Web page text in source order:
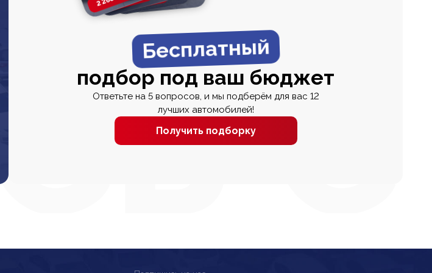
Бесплатный
подбор под ваш бюджет
Ответьте на 5 вопросов, и мы подберём для вас 12
лучших автомобилей!
Получить подборку